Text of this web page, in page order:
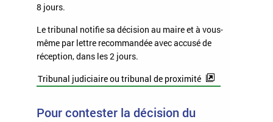
8 jours.
Le tribunal notifie sa décision au maire et à vous-
même par lettre recommandée avec accusé de
réception, dans les 2 jours.
Tribunal judiciaire ou tribunal de proximité
Pour contester la décision du